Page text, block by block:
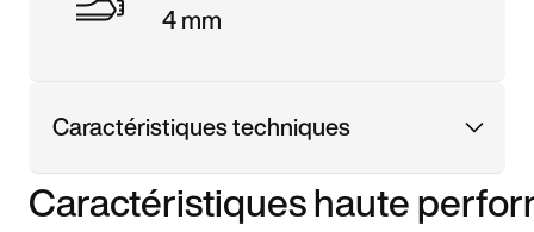
4 mm
Caractéristiques techniques
Caractéristiques haute